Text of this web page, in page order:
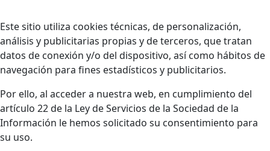
Este sitio utiliza cookies técnicas, de personalización,
análisis y publicitarias propias y de terceros, que tratan
datos de conexión y/o del dispositivo, así como hábitos de
navegación para fines estadísticos y publicitarios.
Por ello, al acceder a nuestra web, en cumplimiento del
artículo 22 de la Ley de Servicios de la Sociedad de la
Información le hemos solicitado su consentimiento para
su uso.